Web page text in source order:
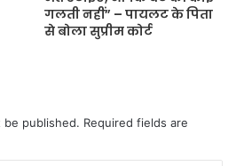
गलती नहीं” – पायलट के पिता
से बोला सुप्रीम कोर्ट
be published. Required fields are